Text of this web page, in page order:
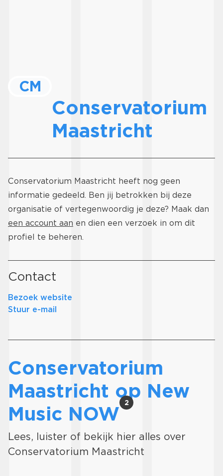
CM
Conservatorium
Maastricht
Conservatorium Maastricht heeft nog geen
informatie gedeeld. Ben jij betrokken bij deze
organisatie of vertegenwoordig je deze? Maak dan
een account aan en dien een verzoek in om dit
profiel te beheren.
Contact
Bezoek website
Stuur e-mail
Conservatorium
Maastricht op New
Music NOW2
Lees, luister of bekijk hier alles over
Conservatorium Maastricht